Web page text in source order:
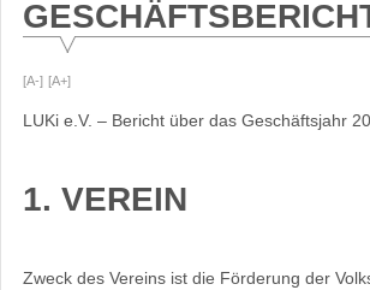
Bereich
Kirchen
[A-] [A+]
LUKi e.V. – Bericht über das Geschäftsjahr
1. VEREIN
Zweck des Vereins ist die Förderung der